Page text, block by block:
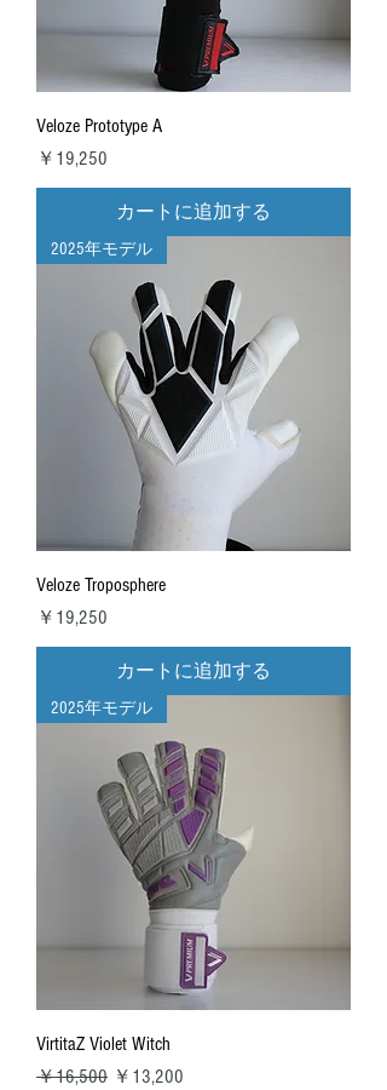
Veloze Prototype A
価格
￥19,250
カートに追加する
2025年モデル
Veloze Troposphere
価格
￥19,250
カートに追加する
2025年モデル
VirtitaZ Violet Witch
通常価格
￥16,500 セール価格
￥13,200